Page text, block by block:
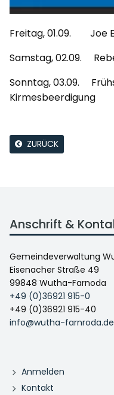
Freitag, 01.09. Joe
Samstag, 02.09.
Sonntag, 03.09.
Kirmesbeerdigung
ZURÜCK
Anschrift &
Gemeindeverwaltung
Eisenacher Straße 49
99848 Wutha-Farnoda
+49 (0)36921 915-0
+49 (0)36921 915-40
info@wutha-farnroda.de
Anmelden
Kontakt